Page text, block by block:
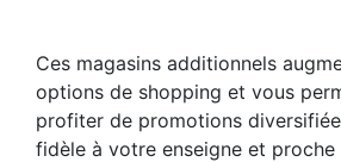
Ces magasins additionnels
options de shopping et vous
profiter de promotions
fidèle à votre enseigne et proche